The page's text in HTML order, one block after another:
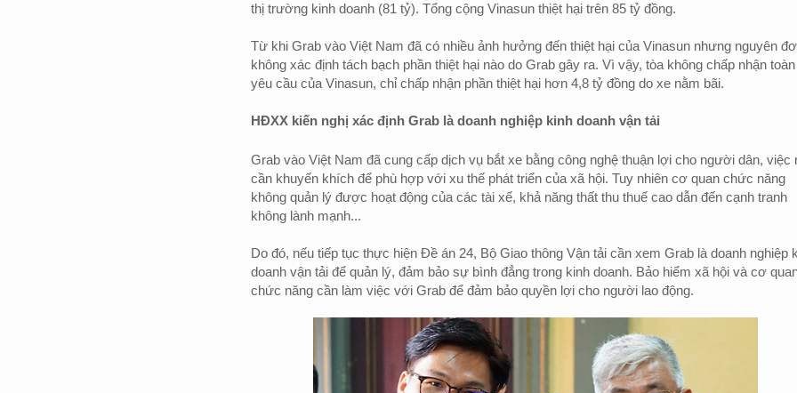
thị trường kinh doanh (81 tỷ). Tổng cộng Vinasun thiệt hại trên 85 tỷ đồng.
Từ khi Grab vào Việt Nam đã có nhiều ảnh hưởng đến thiệt hại của Vinasun nhưng nguyên
không xác định tách bạch phần thiệt hại nào do Grab gây ra. Vì vậy, tòa không chấp nhận
yêu cầu của Vinasun, chỉ chấp nhận phần thiệt hại hơn 4,8 tỷ đồng do xe nằm bãi.
HĐXX kiến nghị xác định Grab là doanh nghiệp kinh doanh vận tải
Grab vào Việt Nam đã cung cấp dịch vụ bắt xe bằng công nghệ thuận lợi cho người dân, việc
cần khuyến khích để phù hợp với xu thế phát triển của xã hội. Tuy nhiên cơ quan chức năng
không quản lý được hoạt động của các tài xế, khả năng thất thu thuế cao dẫn đến cạnh tranh
không lành mạnh...
Do đó, nếu tiếp tục thực hiện Đề án 24, Bộ Giao thông Vận tải cần xem Grab là doanh nghiệp
doanh vận tải để quản lý, đảm bảo sự bình đẳng trong kinh doanh. Bảo hiểm xã hội và cơ
chức năng cần làm việc với Grab để đảm bảo quyền lợi cho người lao động.